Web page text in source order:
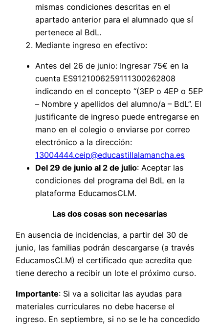
mismas condiciones descritas en el
apartado anterior para el alumnado que sí
pertenece al BdL.
Mediante ingreso en efectivo:
Antes del 26 de junio: Ingresar 75€ en la
cuenta ES9121006259111300262808
indicando en el concepto “(3EP o 4EP o 5EP
– Nombre y apellidos del alumno/a – BdL”. El
justificante de ingreso puede entregarse en
mano en el colegio o enviarse por correo
electrónico a la dirección:
13004444.ceip@educastillalamancha.es
Del 29 de junio al 2 de julio: Aceptar las
condiciones del programa del BdL en la
plataforma EducamosCLM.
Las dos cosas son necesarias
En ausencia de incidencias, a partir del 30 de
junio, las familias podrán descargarse (a través
EducamosCLM) el certificado que acredita que
tiene derecho a recibir un lote el próximo curso.
Importante: Si va a solicitar las ayudas para
materiales curriculares no debe hacerse el
ingreso. En septiembre, si no se le ha concedido